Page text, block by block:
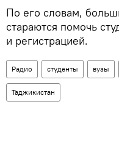
По его словам,
стараются помочь
и регистрацией.
Радио студенты вузы
Таджикистан